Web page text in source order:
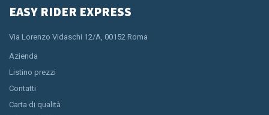
EASY RIDER EXPRESS
Via Lorenzo Vidaschi 12/A, 00152 Roma
Azienda
Listino prezzi
Contatti
Carta di qualità